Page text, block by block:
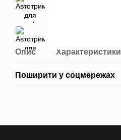
Опис Характеристики
Поширити у соцмережах